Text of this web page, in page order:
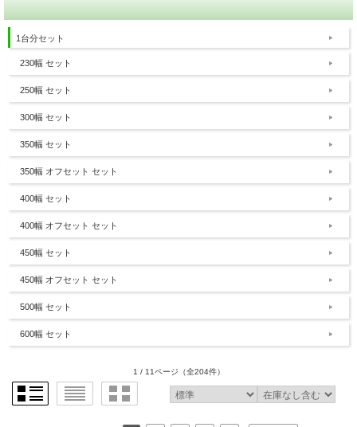
1台分セット
230幅 セット
250幅 セット
300幅 セット
350幅 セット
350幅 オフセット セット
400幅 セット
400幅 オフセット セット
450幅 セット
450幅 オフセット セット
500幅 セット
600幅 セット
1 / 11ページ （全204件）